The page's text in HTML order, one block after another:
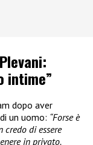
intime”
dopo aver
un uomo: “Forse è
credo di essere
in privato.